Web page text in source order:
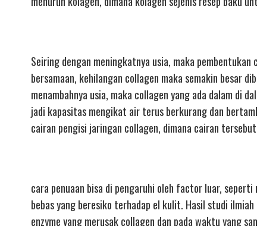
Seiring dengan meningkatnya usia, maka
bersamaan, kehilangan collagen maka semakin besar
menambahnya usia, maka collagen yang ada dalam di
jadi kapasitas mengikat air terus berkurang dan
cairan pengisi jaringan collagen, dimana cairan
cara penuaan bisa di pengaruhi oleh factor luar,
bebas yang beresiko terhadap el kulit. Hasil studi
enzyme yang merusak collagen dan pada waktu yang